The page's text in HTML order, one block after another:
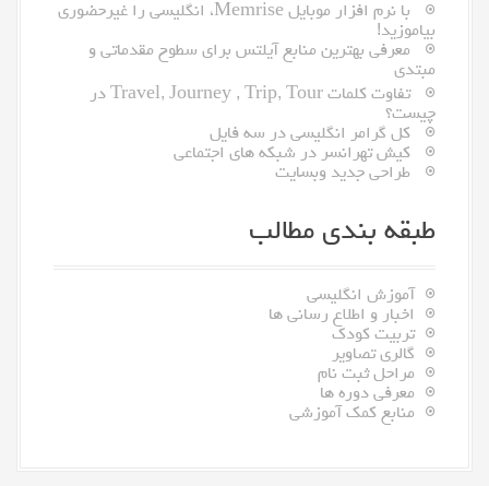
با نرم افزار موبایل Memrise، انگلیسی را غیرحضوری
بیاموزید!
معرفى بهترین منابع آیلتس براى سطوح مقدماتى و
مبتدى
تفاوت کلمات Travel, Journey , Trip, Tour در
چیست؟
کل گرامر انگلیسی در سه فایل
کیش تهرانسر در شبکه های اجتماعی
طراحی جدید وبسایت
طبقه بندی مطالب
آموزش انگلیسی
اخبار و اطلاع رسانی ها
تربیت کودک
گالری تصاویر
مراحل ثبت نام
معرفی دوره ها
منابع کمک آموزشی